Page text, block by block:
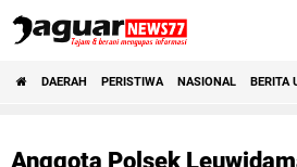
DAERAH PERISTIWA NASIONAL BERITA
Anggota Polsek